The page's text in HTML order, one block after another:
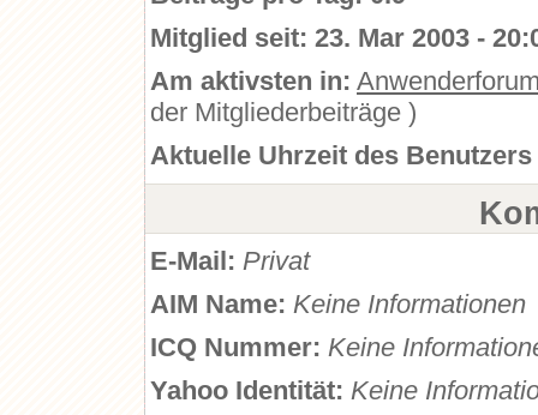
Mitglied seit: 23. Mar 2003 -
Am aktivsten in:
der Mitgliederbeiträge )
Aktuelle Uhrzeit des Benutzers
E-Mail: Privat
AIM Name: Keine Informationen
ICQ Nummer: Keine
Yahoo Identität: Keine